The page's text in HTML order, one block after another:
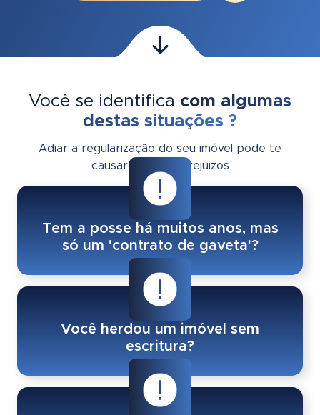
Você se identifica com algumas
destas situações ?
Adiar a regularização do seu imóvel pode te
causar grandes prejuizos
Tem a posse há muitos anos, mas
só um 'contrato de gaveta'?
Você herdou um imóvel sem
escritura?